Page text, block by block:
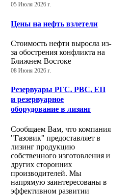
05 Июля 2026 г.
Цены на нефть взлетели
Стоимость нефти выросла из-
за обострения конфликта на
Ближнем Востоке
08 Июня 2026 г.
Резервуары РГС, РВС, ЕП
и резервуарное
оборудование в лизинг
Сообщаем Вам, что компания
"Газовик" предоставляет в
лизинг продукцию
собственного изготовления и
других сторонних
производителей. Мы
напрямую заинтересованы в
эффективном развитии